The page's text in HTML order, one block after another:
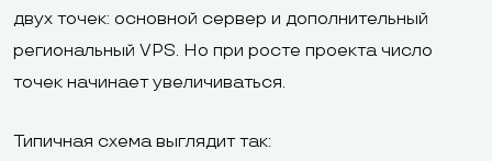
двух точек: основной сервер и дополнительный
региональный VPS. Но при росте проекта число
точек начинает увеличиваться.
Типичная схема выглядит так: